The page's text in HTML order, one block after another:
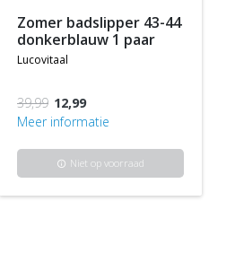
zomer badslipper 43-44
donkerblauw 1 paar
lucovitaal
39,99 12,99
Meer informatie
info Niet op voorraad